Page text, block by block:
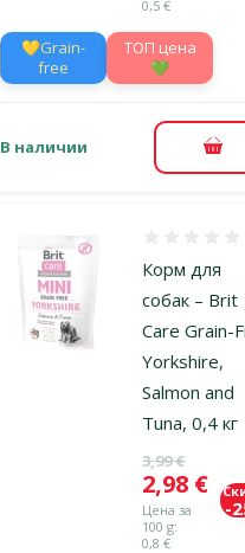
0,5 €
💛Grain-
free
TOП цена
💚
В наличии В
Корм для
собак – Brit
Care Grain-
Yorkshire,
Salmon and
Tuna, 0,4 кг
Исходная
3,99 €
Цена
2,98 €
Цена за
100 g:
0,8 €
-